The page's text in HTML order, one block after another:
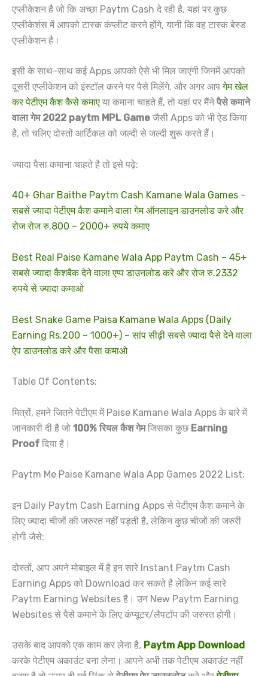
एप्लीकेशन है जो कि अच्छा Paytm Cash दे रही है, यहां पर कुछ
एप्लीकेशंस में आपको टास्क कंप्लीट करने होंगे, यानी कि वह टास्क बेस्ड
एप्लीकेशन है।
इसी के साथ-साथ कई Apps आपको ऐसे भी मिल जाएंगी जिनमें आपको
दूसरी एप्लीकेशन को इंस्टॉल करने पर पैसे मिलेंगे, और अगर आपगेम खेल
कर पेटीएम कैश कैसे कमाए या कमाना चाहते हैं, तो यहां पर मैंनेपैसे कमाने
वाला गेम 2022 paytm MPL Game जैसी Apps को भी ऐड किया
है, तो चलिए दोस्तों आर्टिकल को जल्दी से जल्दी शुरू करते हैं।
ज्यादा पैसा कमाना चाहते है तो इसे पढ़े:
40+ Ghar Baithe Paytm Cash Kamane Wala Games –
सबसे ज्यादा पेटीएम कैश कमाने वाला गेम ऑनलाइन डाउनलोड करे और
रोज रोज रु.800 – 2000+ रुपये कमाए
Best Real Paise Kamane Wala App Paytm Cash – 45+
सबसे ज्यादा कैशबैक देने वाला एप्प डाउनलोड करे और रोज रु.2332
रुपये से ज्यादा कमाओ
Best Snake Game Paisa Kamane Wala Apps (Daily
Earning Rs.200 – 1000+) – सांप सीढ़ी सबसे ज्यादा पैसे देने वाला
ऐप डाउनलोड करे और पैसा कमाओ
Table Of Contents:
मित्रों, हमने जितने पेटीएम में Paise Kamane Wala Apps के बारे में
जानकारी दी है जो 100% रियल कैश गेमजिसका कुछ Earning
Proof दिया है।
Paytm Me Paise Kamane Wala App Games 2022 List:
इन Daily Paytm Cash Earning Apps से पेटीएम कैश कमाने के
लिए ज्यादा चीजों की जरुरत नहीं पड़ती है, लेकिन कुछ चीजों की जरुरी
होगी जैसे:
दोस्तों, आप अपने मोबाइल में है इन सारे Instant Paytm Cash
Earning Apps को Download कर सकते है लेकिन कई सारे
Paytm Earning Websites है। उन New Paytm Earning
Websites से पैसे कमाने के लिए कंप्यूटर/लैपटॉप की जरुरत होगी।
उसके बाद आपको एक काम कर लेना है, Paytm App Download
करके पेटीएम अकाउंट बना लेना। आपने अभी तक पेटीएम अकाउंट नहीं